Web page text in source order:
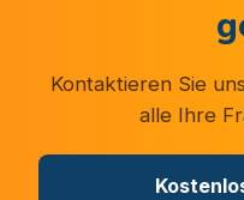
Kontaktieren Sie
alle Ihre